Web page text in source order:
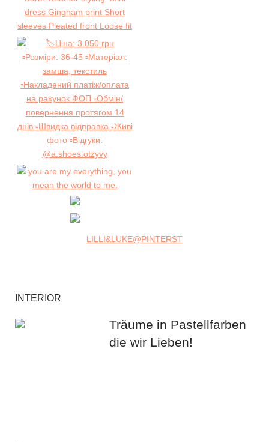
LILLI&LUKE@PINTERST
INTERIOR
Träume in Pastellfarben
die wir Lieben!